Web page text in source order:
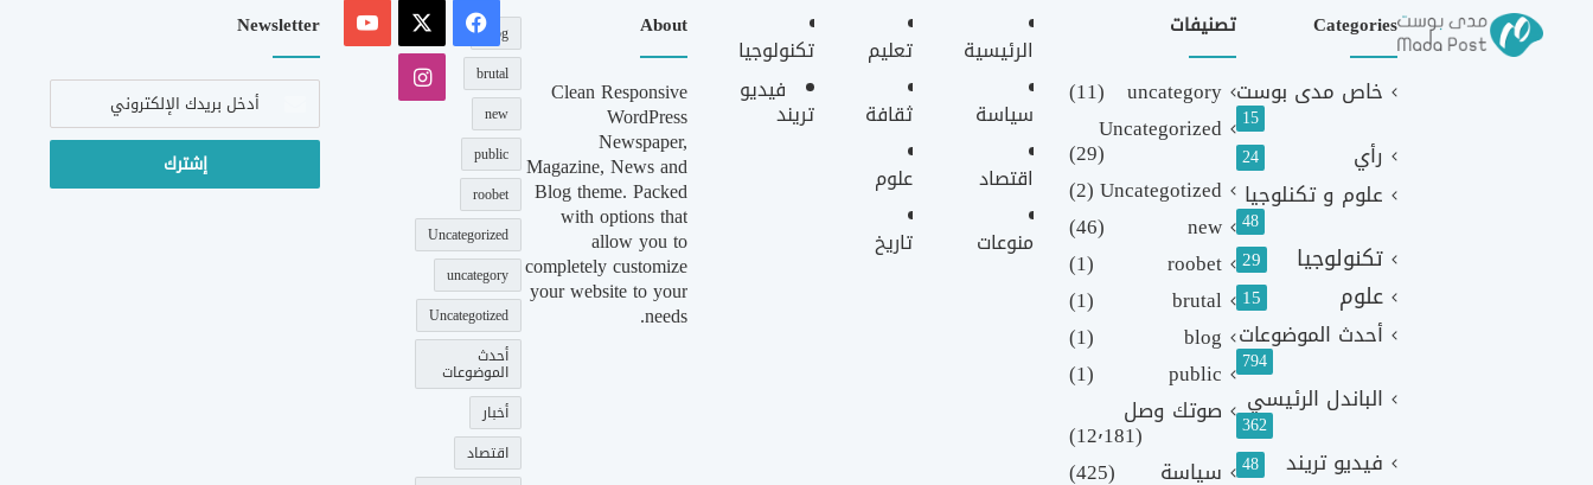
Categories
خاص مدى بوست
15
رأي 24
علوم و تكنلوجيا
48
تكنولوجيا 29
علوم 15
أحدث الموضوعات
794
الباندل الرئيسي
362
فيديو تريند 48
تصنيفات
uncategory
(11)
Uncategorized
(29)
Uncategotized
(2)
new
(46)
roobet
(1)
brutal
(1)
blog
(1)
public
(1)
صوتك وصل
(12٬181)
سياسة
(425)
الرئيسية
سياسة
اقتصاد
منوعات
تعليم
ثقافة
علوم
تاريخ
تكنولوجيا
فيديو
تريند
About
Clean Responsive
WordPress
Newspaper,
Magazine, News and
Blog theme. Packed
with options that
allow you to
completely customize
your website to your
needs.
blog
brutal
new
public
roobet
Uncategorized
uncategory
Uncategotized
أحدث
الموضوعات
أخبار
اقتصاد
فيسبوك
‫X
‫YouTube
انستقرام
Newsletter
أدخل
الإلكتروني